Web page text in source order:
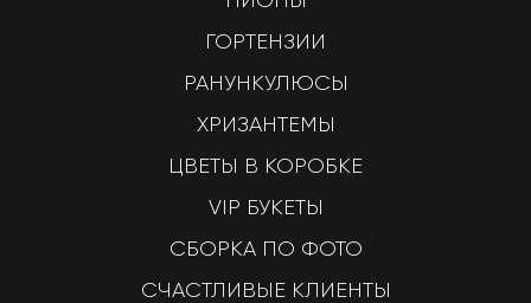
ГОРТЕНЗИИ
РАНУНКУЛЮСЫ
ХРИЗАНТЕМЫ
ЦВЕТЫ В КОРОБКЕ
VIP БУКЕТЫ
СБОРКА ПО ФОТО
СЧАСТЛИВЫЕ КЛИЕНТЫ